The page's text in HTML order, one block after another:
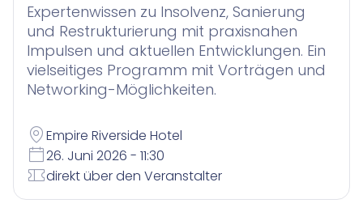
Expertenwissen zu Insolvenz, Sanierung
und Restrukturierung mit praxisnahen
Impulsen und aktuellen Entwicklungen. Ein
vielseitiges Programm mit Vorträgen und
Networking-Möglichkeiten.
Empire Riverside Hotel
26. Juni 2026 - 11:30
direkt über den Veranstalter